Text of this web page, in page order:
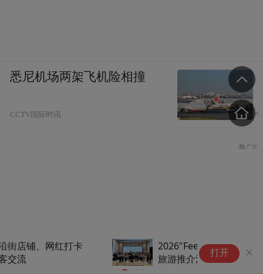
2026"Feel Free·自在捷境"捷克
旅游推介活动 在深圳、西安、
北京三地圆满落幕
打开
悉尼机场两架飞机险相撞
CCTV国际时讯